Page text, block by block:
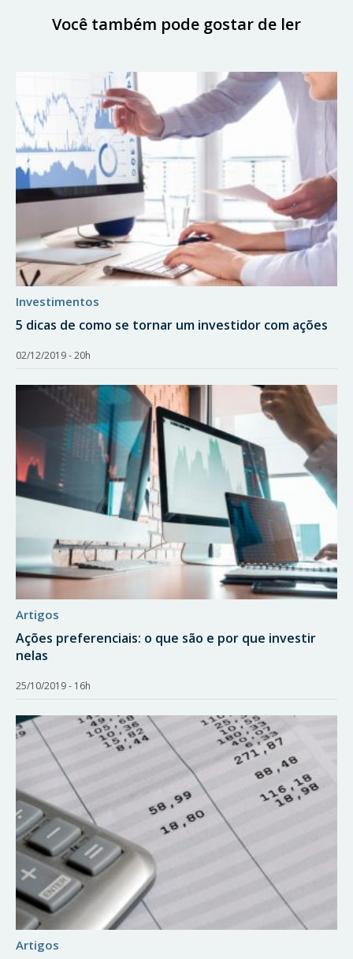
Você também pode gostar de ler
investimentos
5 dicas de como se tornar um investidor com ações
02/12/2019 - 20h
artigos
Ações preferenciais: o que são e por que investir
nelas
25/10/2019 - 16h
artigos